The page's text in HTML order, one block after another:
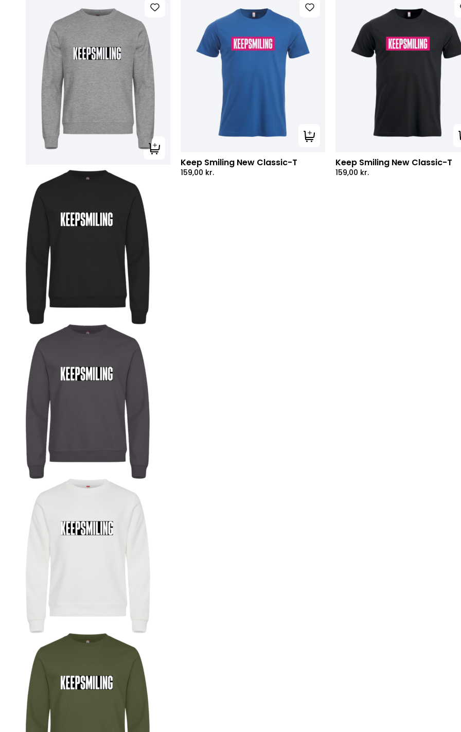
Tilføj til kurv
Tilføj til kurv
Keep Smiling New Classic-T
159,00 kr.
Keep Smiling New Classic-T
159,00 kr.